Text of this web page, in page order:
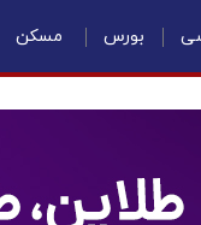
بورس مسکن